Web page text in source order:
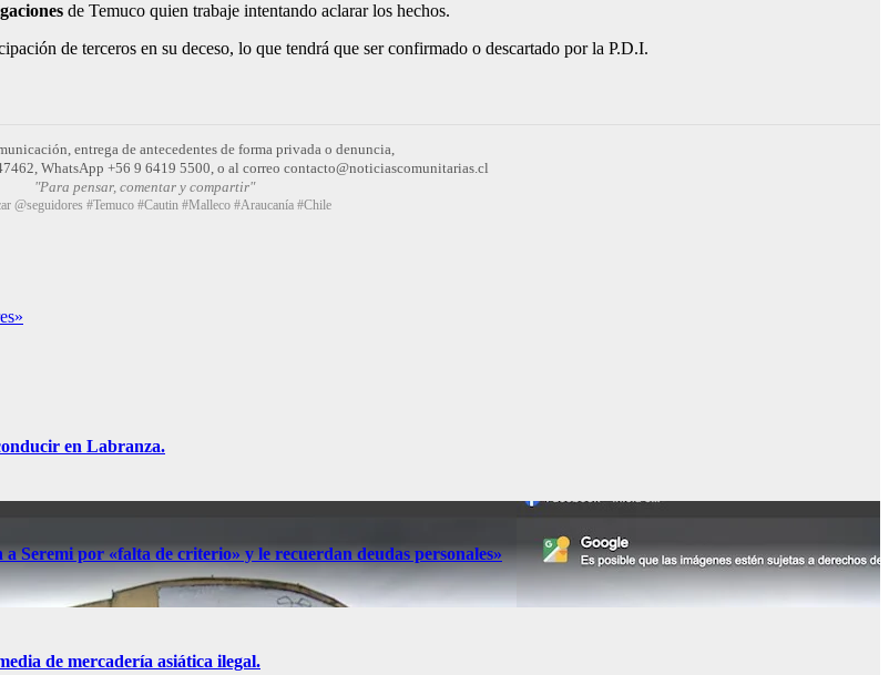
de Temuco quien trabaje intentando aclarar los hechos.
de terceros en su deceso, lo que tendrá que ser confirmado o descartado por la P.D.I.
entrega de antecedentes de forma privada o denuncia,
WhatsApp +56 9 6419 5500, o al correo contacto@noticiascomunitarias.cl
"Para pensar, comentar y compartir"
@seguidores #Temuco #Cautin #Malleco #Araucanía #Chile
en Labranza.
Seremi por «falta de criterio» y le recuerdan deudas personales»
de mercadería asiática ilegal.